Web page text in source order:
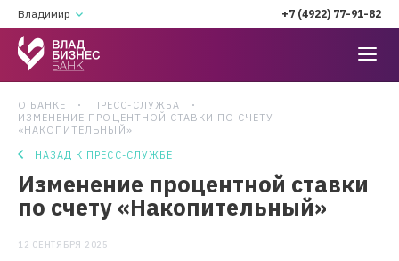
Владимир +7 (4922) 77-91-82
О БАНКЕ
ПРЕСС-СЛУЖБА
ИЗМЕНЕНИЕ ПРОЦЕНТНОЙ СТАВКИ ПО СЧЕТУ
«НАКОПИТЕЛЬНЫЙ»
НАЗАД К ПРЕСС-СЛУЖБЕ
Изменение процентной ставки
по счету «Накопительный»
12 СЕНТЯБРЯ 2025